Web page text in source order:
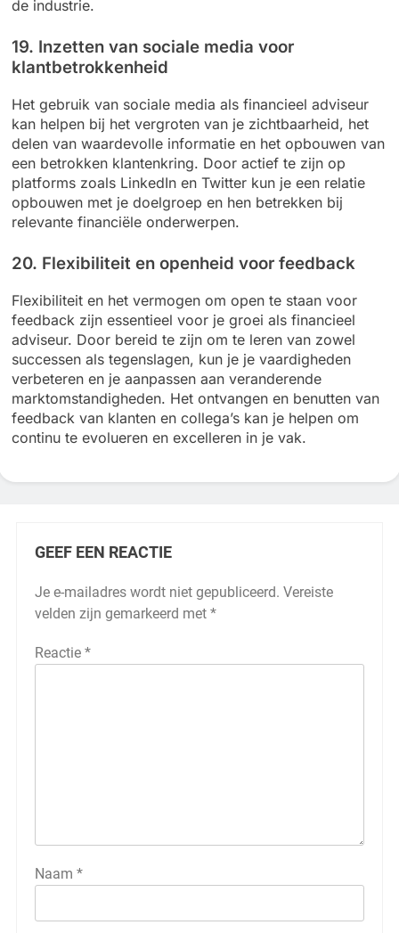
de industrie.
19. Inzetten van sociale media voor
klantbetrokkenheid
Het gebruik van sociale media als financieel adviseur
kan helpen bij het vergroten van je zichtbaarheid, het
delen van waardevolle informatie en het opbouwen van
een betrokken klantenkring. Door actief te zijn op
platforms zoals LinkedIn en Twitter kun je een relatie
opbouwen met je doelgroep en hen betrekken bij
relevante financiële onderwerpen.
20. Flexibiliteit en openheid voor feedback
Flexibiliteit en het vermogen om open te staan voor
feedback zijn essentieel voor je groei als financieel
adviseur. Door bereid te zijn om te leren van zowel
successen als tegenslagen, kun je je vaardigheden
verbeteren en je aanpassen aan veranderende
marktomstandigheden. Het ontvangen en benutten van
feedback van klanten en collega’s kan je helpen om
continu te evolueren en excelleren in je vak.
GEEF EEN REACTIE
Je e-mailadres wordt niet gepubliceerd. Vereiste
velden zijn gemarkeerd met *
Reactie *
Naam *